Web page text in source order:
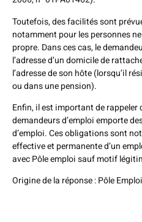
Toutefois, des facilités sont
notamment pour les personnes
propre. Dans ces cas, le
l’adresse d’un domicile de
l’adresse de son hôte (lorsqu’il
ou dans une pension).
Enfin, il est important de rappeler
demandeurs d’emploi emporte
d’emploi. Ces obligations sont
effective et permanente d’un
avec Pôle emploi sauf motif
Origine de la réponse : Pôle